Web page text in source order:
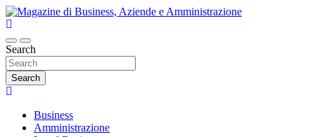
Skip
to
content
Magazine di Business, Aziende e
Amministrazione
Search
Search
Business
Amministrazione